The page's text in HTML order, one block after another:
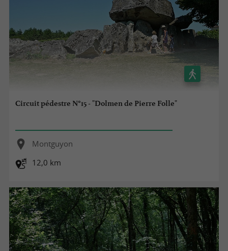
Circuit pédestre N°15 - "Dolmen de Pierre Folle"
Montguyon
12,0 km